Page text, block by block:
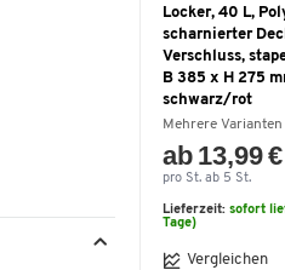
Locker, 40 L,
scharnierter
Verschluss,
B 385 x H 275
schwarz/rot
Mehrere
ab 13,99 €
pro St. ab 5 St.
Lieferzeit: sofort
Tage)
Vergleichen